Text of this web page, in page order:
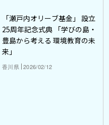
「瀬戸内オリーブ基金」 設立
25周年記念式典 「学びの島・
豊島から考える 環境教育の未
来」
香川県 2026/02/12